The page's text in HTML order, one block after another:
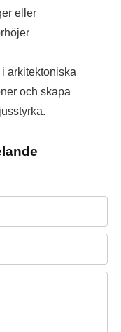
eller
arkitektoniska
och skapa